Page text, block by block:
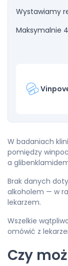
Wystawiamy
Maksymalnie
W badaniach
pomiędzy
a
Brak danych
alkoholem — w
lekarzem.
Wszelkie
omówić z
Czy